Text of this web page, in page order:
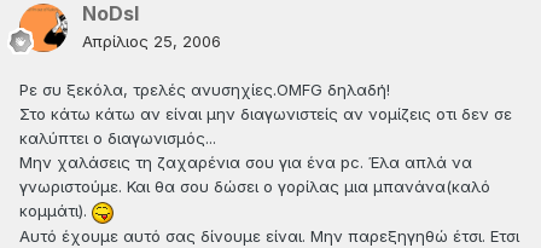
NoDsl
Απρίλιος 25, 2006
Ρε συ ξεκόλα, τρελές ανυσηχίες.OMFG δηλαδή!
Στο κάτω κάτω αν είναι μην διαγωνιστείς αν νομίζεις οτι δεν σε
καλύπτει ο διαγωνισμός...
Μην χαλάσεις τη ζαχαρένια σου για ένα pc. Έλα απλά να
γνωριστούμε. Και θα σου δώσει ο γορίλας μια μπανάνα(καλό
κομμάτι).
Αυτό έχουμε αυτό σας δίνουμε είναι. Μην παρεξηγηθώ έτσι. Ετσι